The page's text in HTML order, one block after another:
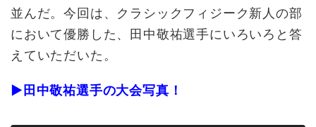
並んだ。今回は、クラシックフィジーク新人の部
において優勝した、田中敬祐選手にいろいろと答
えていただいた。
▶田中敬祐選手の大会写真！